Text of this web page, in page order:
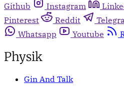
Github
Instagram
Pinterest
Reddit
Whatsapp
Youtube
Physik
Gin And Talk